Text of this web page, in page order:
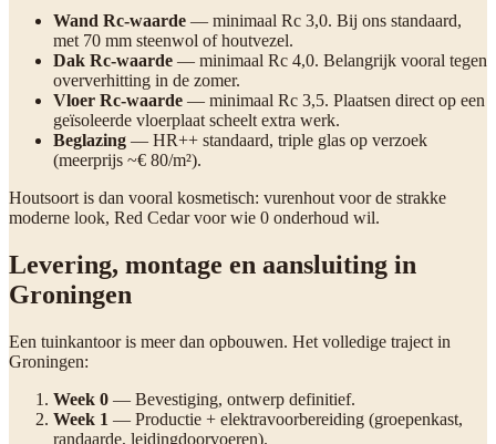
Wand Rc-waarde — minimaal Rc 3,0. Bij ons standaard,
met 70 mm steenwol of houtvezel.
Dak Rc-waarde — minimaal Rc 4,0. Belangrijk vooral tegen
oververhitting in de zomer.
Vloer Rc-waarde — minimaal Rc 3,5. Plaatsen direct op een
geïsoleerde vloerplaat scheelt extra werk.
Beglazing — HR++ standaard, triple glas op verzoek
(meerprijs ~€ 80/m²).
Houtsoort is dan vooral kosmetisch: vurenhout voor de strakke
moderne look, Red Cedar voor wie 0 onderhoud wil.
Levering, montage en aansluiting in
Groningen
Een tuinkantoor is meer dan opbouwen. Het volledige traject in
Groningen:
Week 0 — Bevestiging, ontwerp definitief.
Week 1 — Productie + elektravoorbereiding (groepenkast,
randaarde, leidingdoorvoeren).